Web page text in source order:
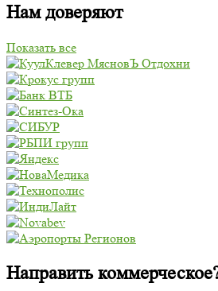
Нам доверяют
Показать все
Направить